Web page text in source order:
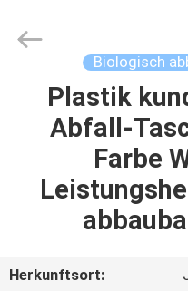
HAUSE
PRODUKTE
UNS
Materials
Biologisch
Plastik
Abfall-
Farbe
Herkunftsort: